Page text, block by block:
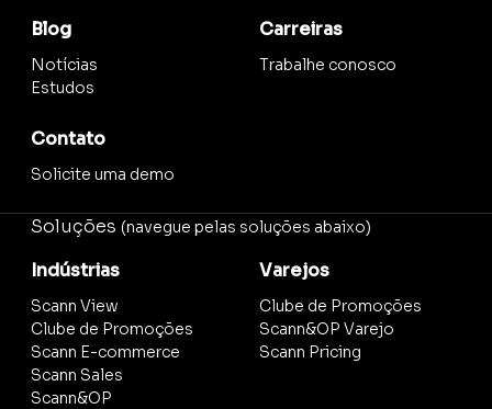
Blog
Notícias
Estudos
Carreiras
Trabalhe conosco
Contato
Solicite uma demo
Soluções (navegue pelas soluções abaixo)
Indústrias
Scann View
Clube de Promoções
Scann E-commerce
Scann Sales
Scann&OP
Varejos
Clube de Promoções
Scann&OP Varejo
Scann Pricing